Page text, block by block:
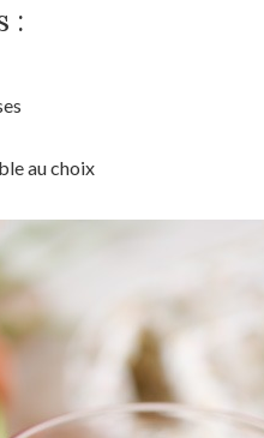
:
au choix